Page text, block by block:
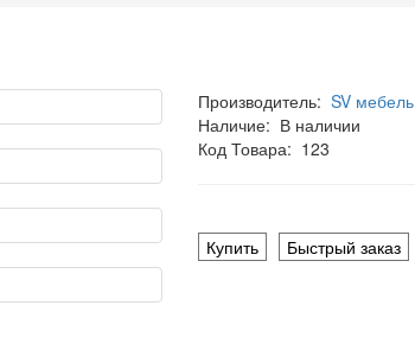
Производитель: SV мебель
Наличие: В наличии
Код Товара: 123
Купить Быстрый заказ